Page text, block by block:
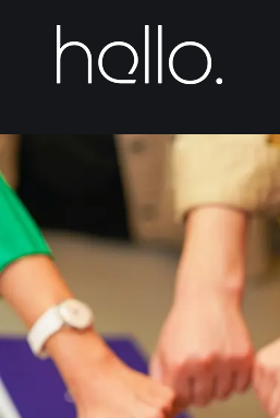
R.O.I. EN ADN